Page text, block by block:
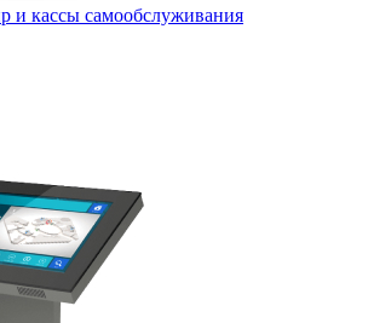
и кассы самообслуживания